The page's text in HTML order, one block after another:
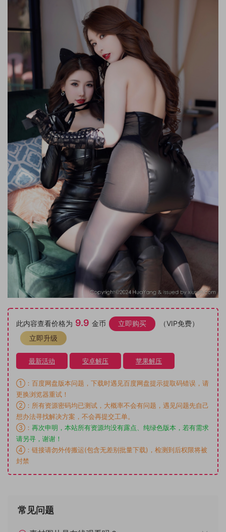
此内容查看价格为 9.9 金币 立即购买
（VIP免费）
立即升级
最新活动 安卓解压 苹果解压
①：百度网盘版本问题，下载时遇见百度网盘提示提取码错误，请
更换浏览器重试！
②：所有资源密码均已测试，大概率不会有问题，遇见问题先自己
想办法寻找解决方案，不会再提交工单。
③： 再次申明，本站所有资源均没有露点、纯绿色版本，若有需求
请另寻，谢谢！
④：链接请勿外传搬运(包含无差别批量下载)，检测到后权限将被
封禁
常见问题